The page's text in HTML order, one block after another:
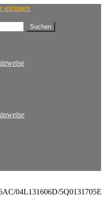
springen
Suchen
04L131606D/5Q0131705E